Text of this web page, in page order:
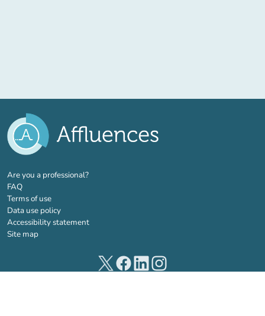
Are you a professional?(new tab)
FAQ
Terms of use
Data use policy
Accessibility statement
Site map
(new tab)(new tab)(new tab)